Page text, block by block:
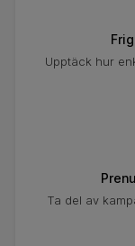
Upptäck hur
Ta del av